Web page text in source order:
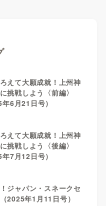
えて大願成就！上州神
挑戦しよう〈前編〉
年6月21日号）
えて大願成就！上州神
挑戦しよう〈後編〉
年7月12日号）
ジャパン・スネークセ
2025年1月11日号）